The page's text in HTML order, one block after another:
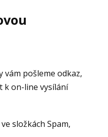
vám pošleme odkaz,
k on-line vysílání
složkách Spam,